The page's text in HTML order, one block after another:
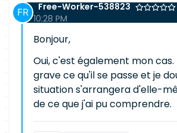
Free-Worker-538823
10:28 PM
Bonjour,
Oui, c'est également mon
grave ce qu'il se passe et je
situation s'arrangera d'elle-
de ce que j'ai pu comprendre.